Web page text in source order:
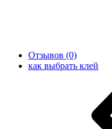
Отзывов (0)
как выбрать клей